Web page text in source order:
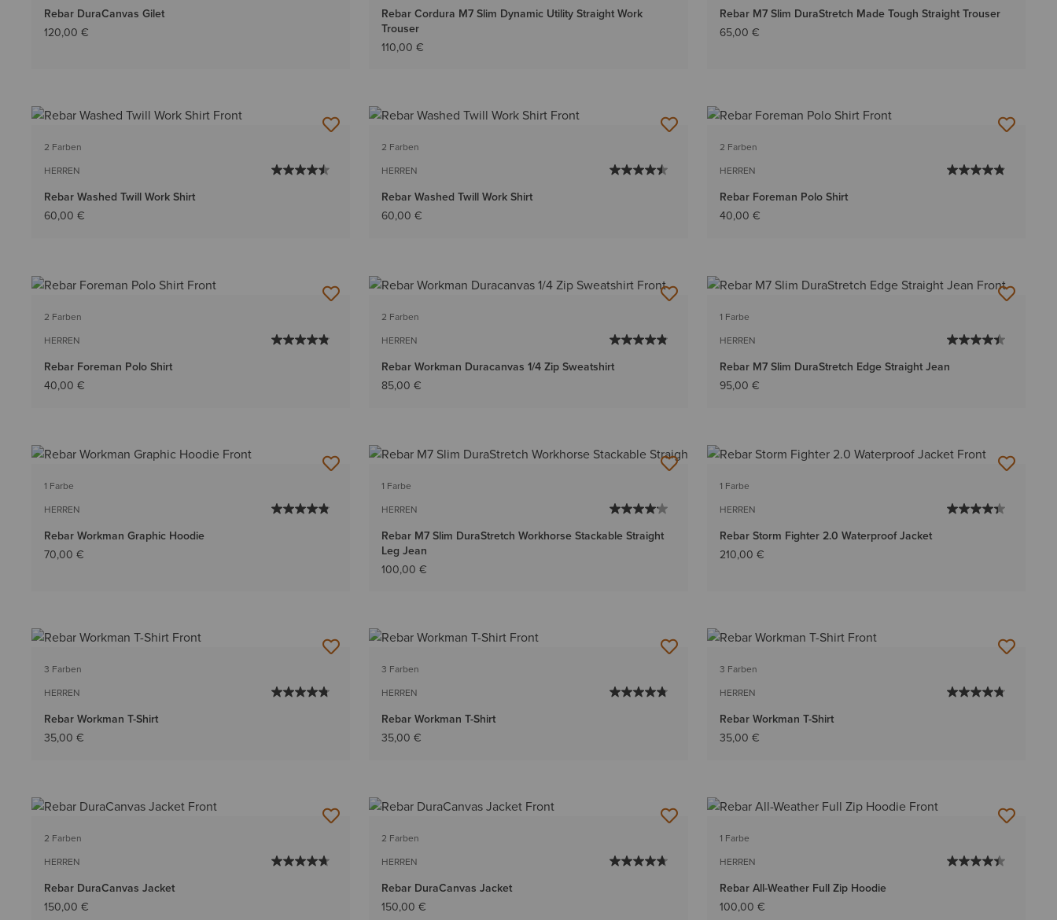
Rebar DuraCanvas Gilet
120,00 €
Rebar Cordura M7 Slim Dynamic Utility Straight Work
Trouser
110,00 €
Rebar M7 Slim DuraStretch Made Tough Straight Trouser
65,00 €
2 Farben
HERREN
Rebar Washed Twill Work Shirt
60,00 €
2 Farben
HERREN
Rebar Washed Twill Work Shirt
60,00 €
2 Farben
HERREN
Rebar Foreman Polo Shirt
40,00 €
2 Farben
HERREN
Rebar Foreman Polo Shirt
40,00 €
2 Farben
HERREN
Rebar Workman Duracanvas 1/4 Zip Sweatshirt
85,00 €
1 Farbe
HERREN
Rebar M7 Slim DuraStretch Edge Straight Jean
95,00 €
1 Farbe
HERREN
Rebar Workman Graphic Hoodie
70,00 €
1 Farbe
HERREN
Rebar M7 Slim DuraStretch Workhorse Stackable Straight
Leg Jean
100,00 €
1 Farbe
HERREN
Rebar Storm Fighter 2.0 Waterproof Jacket
210,00 €
3 Farben
HERREN
Rebar Workman T-Shirt
35,00 €
3 Farben
HERREN
Rebar Workman T-Shirt
35,00 €
3 Farben
HERREN
Rebar Workman T-Shirt
35,00 €
2 Farben
HERREN
Rebar DuraCanvas Jacket
150,00 €
2 Farben
HERREN
Rebar DuraCanvas Jacket
150,00 €
1 Farbe
HERREN
Rebar All-Weather Full Zip Hoodie
100,00 €